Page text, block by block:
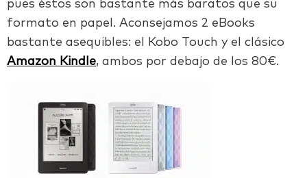
pues éstos son bastante más baratos que su
formato en papel. Aconsejamos 2 eBooks
bastante asequibles: el Kobo Touch y el clásico
Amazon Kindle, ambos por debajo de los 80€.